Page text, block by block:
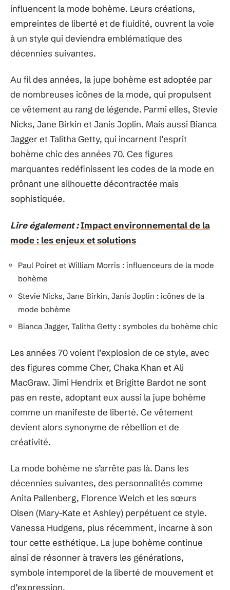
influencent la mode bohème. Leurs créations,
empreintes de liberté et de fluidité, ouvrent la voie
à un style qui deviendra emblématique des
décennies suivantes.
Au fil des années, la jupe bohème est adoptée par
de nombreuses icônes de la mode, qui propulsent
ce vêtement au rang de légende. Parmi elles, Stevie
Nicks, Jane Birkin et Janis Joplin. Mais aussi Bianca
Jagger et Talitha Getty, qui incarnent l’esprit
bohème chic des années 70. Ces figures
marquantes redéfinissent les codes de la mode en
prônant une silhouette décontractée mais
sophistiquée.
Lire également :Impact environnemental de la
mode : les enjeux et solutions
Paul Poiret et William Morris : influenceurs de la mode
bohème
Stevie Nicks, Jane Birkin, Janis Joplin : icônes de la
mode bohème
Bianca Jagger, Talitha Getty : symboles du bohème chic
Les années 70 voient l’explosion de ce style, avec
des figures comme Cher, Chaka Khan et Ali
MacGraw. Jimi Hendrix et Brigitte Bardot ne sont
pas en reste, adoptant eux aussi la jupe bohème
comme un manifeste de liberté. Ce vêtement
devient alors synonyme de rébellion et de
créativité.
La mode bohème ne s’arrête pas là. Dans les
décennies suivantes, des personnalités comme
Anita Pallenberg, Florence Welch et les sœurs
Olsen (Mary-Kate et Ashley) perpétuent ce style.
Vanessa Hudgens, plus récemment, incarne à son
tour cette esthétique. La jupe bohème continue
ainsi de résonner à travers les générations,
symbole intemporel de la liberté de mouvement et
d’expression.